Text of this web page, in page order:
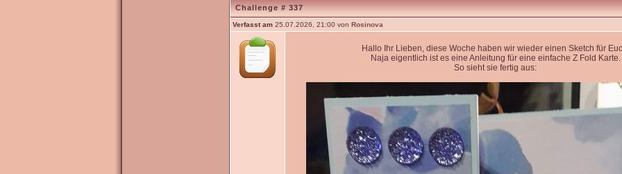
Challenge # 337
Verfasst am25.07.2026, 21:00 von Rosinova
Hallo Ihr Lieben, diese Woche haben wir wieder einen Sketch für
Naja eigentlich ist es eine Anleitung für eine einfache Z Fold Karte.
So sieht sie fertig aus: